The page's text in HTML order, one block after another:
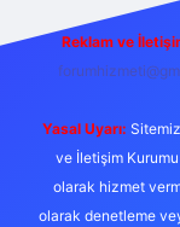
Reklam ve
Yasal Uyarı:
ve İletişim Kurumu
olarak hizmet
olarak denetleme